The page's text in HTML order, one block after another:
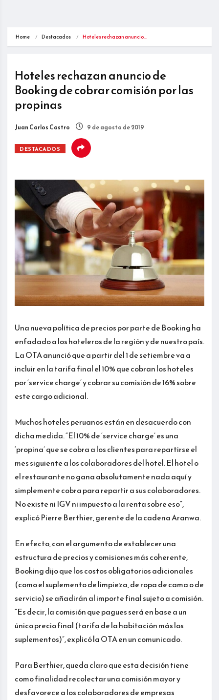
Home Destacados Hoteles rechazan anuncio…
Hoteles rechazan anuncio de
Booking de cobrar comisión por las
propinas
Juan Carlos Castro 9 de agosto de 2019
DESTACADOS
Una nueva política de precios por parte de Booking ha
enfadado a los hoteleros de la región y de nuestro país.
La OTA anunció que a partir del 1 de setiembre va a
incluir en la tarifa final el 10% que cobran los hoteles
por ‘service charge’ y cobrar su comisión de 16% sobre
este cargo adicional.
Muchos hoteles peruanos están en desacuerdo con
dicha medida. “El 10% de ‘service charge’ es una
‘propina’ que se cobra a los clientes para repartirse el
mes siguiente a los colaboradores del hotel. El hotel o
el restaurante no gana absolutamente nada aquí y
simplemente cobra para repartir a sus colaboradores.
No existe ni IGV ni impuesto a la renta sobre eso”,
explicó Pierre Berthier, gerente de la cadena Aranwa.
En efecto, con el argumento de establecer una
estructura de precios y comisiones más coherente,
Booking dijo que los costos obligatorios adicionales
(como el suplemento de limpieza, de ropa de cama o de
servicio) se añadirán al importe final sujeto a comisión.
“Es decir, la comisión que pagues será en base a un
único precio final (tarifa de la habitación más los
suplementos)”, explicó la OTA en un comunicado.
Para Berthier, queda claro que esta decisión tiene
como finalidad recolectar una comisión mayor y
desfavorece a los colaboradores de empresas